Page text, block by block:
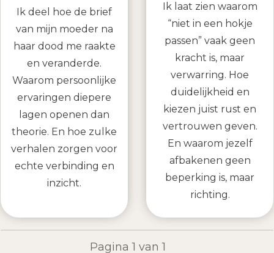
Ik deel hoe de brief
van mijn moeder na
haar dood me raakte
en veranderde.
Waarom persoonlijke
ervaringen diepere
lagen openen dan
theorie. En hoe zulke
verhalen zorgen voor
echte verbinding en
inzicht.
Ik laat zien waarom
“niet in een hokje
passen” vaak geen
kracht is, maar
verwarring. Hoe
duidelijkheid en
kiezen juist rust en
vertrouwen geven.
En waarom jezelf
afbakenen geen
beperking is, maar
richting.
Pagina1 van1